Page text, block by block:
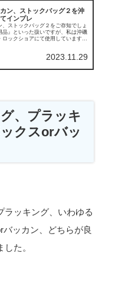
ン、ストックバッグ２を沖
インプレ
、ストックバッグ２をご存知でしょ
品』といった扱いですが、私は沖磯
ックショアにて使用しています。
2023.11.29
、プラッキ
クスorバッ
ラッキング、いわゆる
ッカン、どちらが良
た。